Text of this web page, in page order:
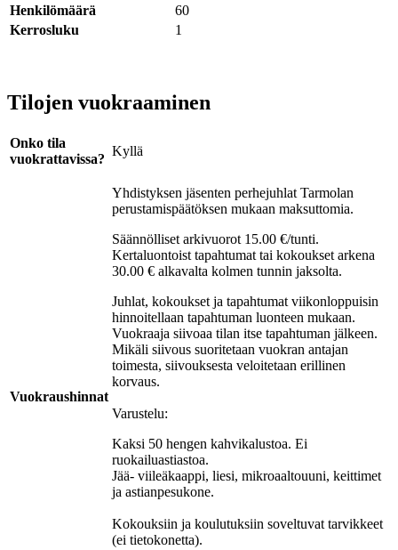
Henkilömäärä
60
Kerrosluku
1
Tilojen vuokraaminen
Onko tila
vuokrattavissa?
Kyllä
Vuokraushinnat
Yhdistyksen jäsenten perhejuhlat Tarmolan
perustamispäätöksen mukaan maksuttomia.
Säännölliset arkivuorot 15.00 €/tunti.
Kertaluontoist tapahtumat tai kokoukset arkena
30.00 € alkavalta kolmen tunnin jaksolta.
Juhlat, kokoukset ja tapahtumat viikonloppuisin
hinnoitellaan tapahtuman luonteen mukaan.
Vuokraaja siivoaa tilan itse tapahtuman jälkeen.
Mikäli siivous suoritetaan vuokran antajan
toimesta, siivouksesta veloitetaan erillinen
korvaus.
Varustelu:
Kaksi 50 hengen kahvikalustoa. Ei
ruokailuastiastoa.
Jää- viileäkaappi, liesi, mikroaaltouuni, keittimet
ja astianpesukone.
Kokouksiin ja koulutuksiin soveltuvat tarvikkeet
(ei tietokonetta).